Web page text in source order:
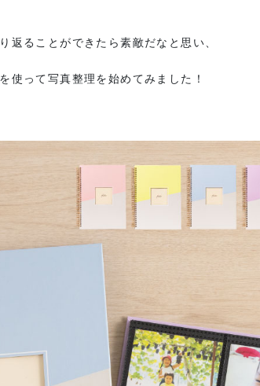
返ることができたら素敵だなと思い、
を使って写真整理を始めてみました！